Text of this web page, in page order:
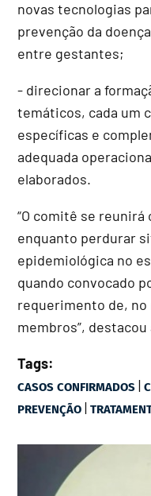
novas tecnologias
prevenção da
entre gestantes;
- direcionar a
temáticos, cada um
específicas e
adequada
elaborados.
“O comitê se reunirá
enquanto perdurar
epidemiológica no
quando convocado
requerimento de, no
membros”,
Tags:
CASOS CONFIRMADOS |
PREVENÇÃO |